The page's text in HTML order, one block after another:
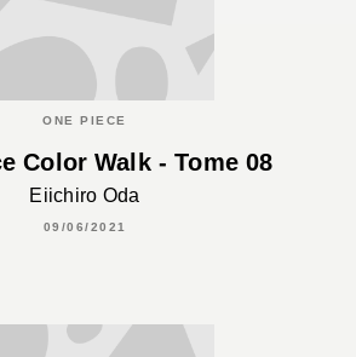
ONE PIECE
Color Walk - Tome 08
Eiichiro Oda
09/06/2021